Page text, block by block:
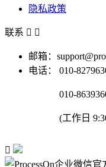
隐私政策
联系  
邮箱：
电话：
010-
010-
(工作日
